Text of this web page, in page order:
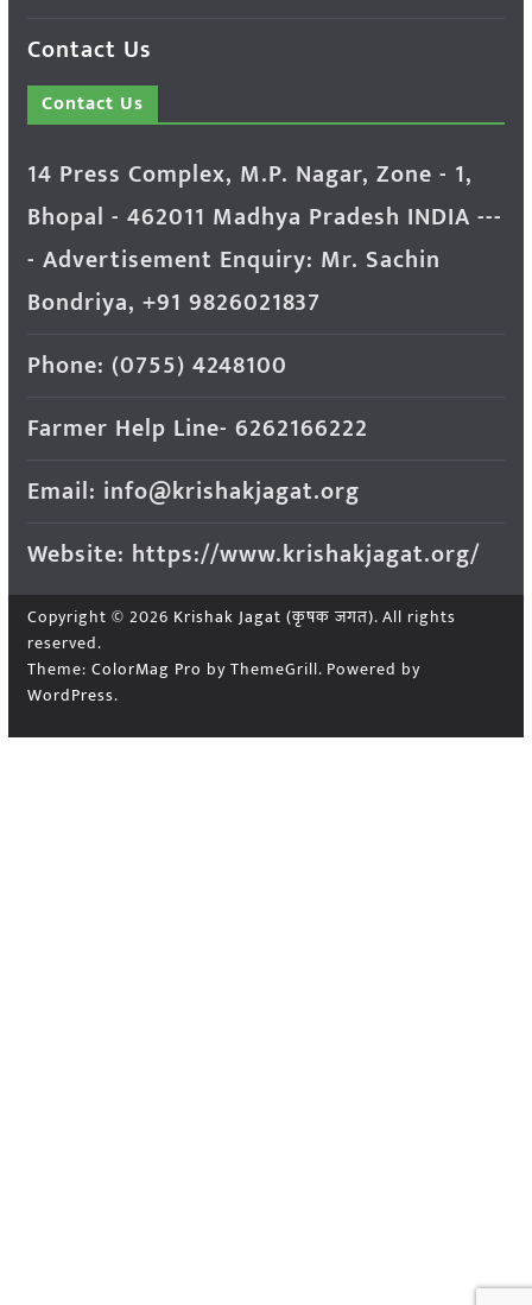
Contact Us
Contact Us
14 Press Complex, M.P. Nagar, Zone - 1,
Bhopal - 462011 Madhya Pradesh INDIA ---
- Advertisement Enquiry: Mr. Sachin
Bondriya, +91 9826021837
Phone: (0755) 4248100
Farmer Help Line- 6262166222
Email: info@krishakjagat.org
Website: https://www.krishakjagat.org/
Copyright © 2026 Krishak Jagat (कृषक जगत). All rights
reserved.
Theme: ColorMag Pro by ThemeGrill. Powered by
WordPress.